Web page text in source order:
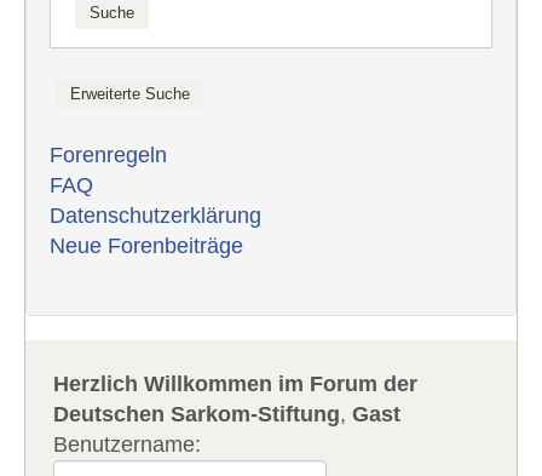
Forenregeln
FAQ
Datenschutzerklärung
Neue Forenbeiträge
Herzlich Willkommen im Forum der
Deutschen Sarkom-Stiftung,Gast
Benutzername: